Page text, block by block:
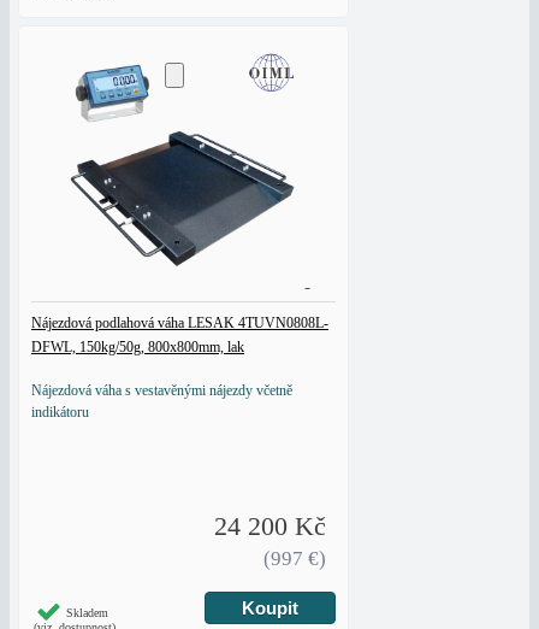
Nájezdová podlahová váha LESAK 4TUVN0808L-
DFWL, 150kg/50g, 800x800mm, lak
Nájezdová váha s vestavěnými nájezdy včetně
indikátoru
24 200 Kč
(997 €)
Skladem